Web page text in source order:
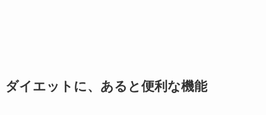
ダイエットに、あると便利な機能